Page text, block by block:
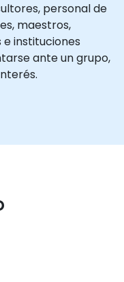
personal de
maestros,
instituciones
ante un grupo,